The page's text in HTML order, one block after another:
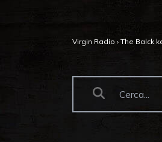
Virgin Radio › The Balck